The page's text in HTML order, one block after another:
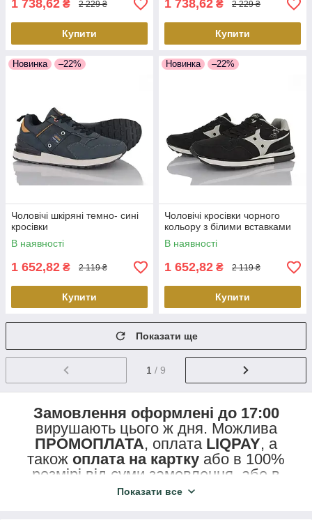
1 738,62 ₴ 2 229 ₴
Купити
1 738,62 ₴ 2 229 ₴
Купити
Новинка –22%
Чоловічі шкіряні темно- сині
кросівки
В наявності
1 652,82 ₴ 2 119 ₴
Купити
Новинка –22%
Чоловічі кросівки чорного
кольору з білими вставками
В наявності
1 652,82 ₴ 2 119 ₴
Купити
Показати ще
1 / 9
Замовлення оформлені до 17:00
вирушають цього ж дня. Можлива
ПРОМОПЛАТА, оплата LIQPAY, а
також оплата на картку або в 100%
розмірі від суми замовлення, або в
розмірі 200 грн передоплати з
Показати все